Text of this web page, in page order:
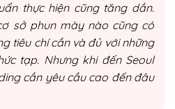
thực hiện cũng tăng dần.
sở phun mày nào cũng có
tiêu chí cần và đủ với những
tạp. Nhưng khi đến Seoul
cần yêu cầu cao đến đâu